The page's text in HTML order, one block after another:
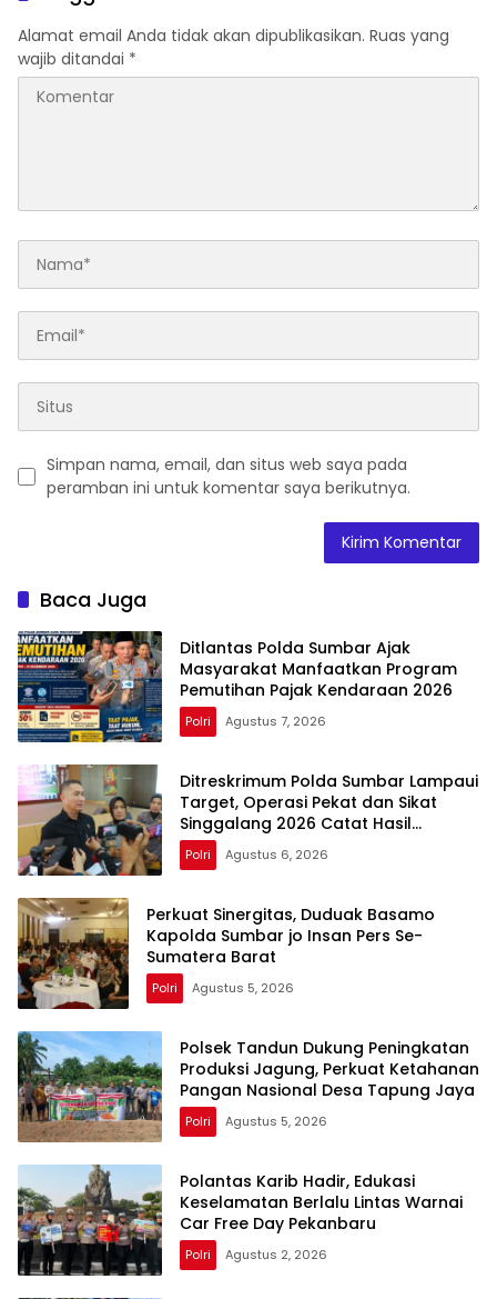
Alamat email Anda tidak akan dipublikasikan. Ruas yang
wajib ditandai *
Simpan nama, email, dan situs web saya pada
peramban ini untuk komentar saya berikutnya.
Baca Juga
Ditlantas Polda Sumbar Ajak
Masyarakat Manfaatkan Program
Pemutihan Pajak Kendaraan 2026
Polri Agustus 7, 2026
Ditreskrimum Polda Sumbar Lampaui
Target, Operasi Pekat dan Sikat
Singgalang 2026 Catat Hasil
Maksimal
Polri Agustus 6, 2026
Perkuat Sinergitas, Duduak Basamo
Kapolda Sumbar jo Insan Pers Se-
Sumatera Barat
Polri Agustus 5, 2026
Polsek Tandun Dukung Peningkatan
Produksi Jagung, Perkuat Ketahanan
Pangan Nasional Desa Tapung Jaya
Polri Agustus 5, 2026
Polantas Karib Hadir, Edukasi
Keselamatan Berlalu Lintas Warnai
Car Free Day Pekanbaru
Polri Agustus 2, 2026